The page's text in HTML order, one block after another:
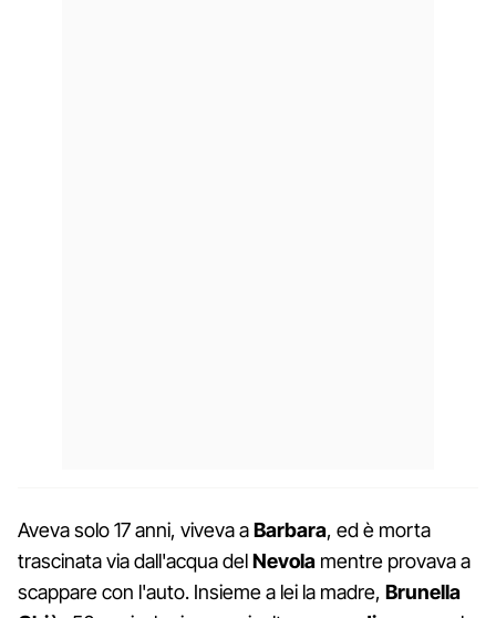
Aveva solo 17 anni, viveva aBarbara, ed è morta
trascinata via dall'acqua delNevola mentre provava a
scappare con l'auto. Insieme a lei la madre, Brunella